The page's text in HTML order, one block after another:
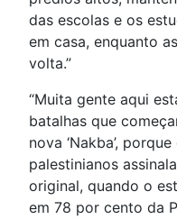
das escolas e os
em casa, enquanto
volta.”
“Muita gente aqui
batalhas que
nova ‘Nakba’,
palestinianos
original, quando o
em 78 por cento da